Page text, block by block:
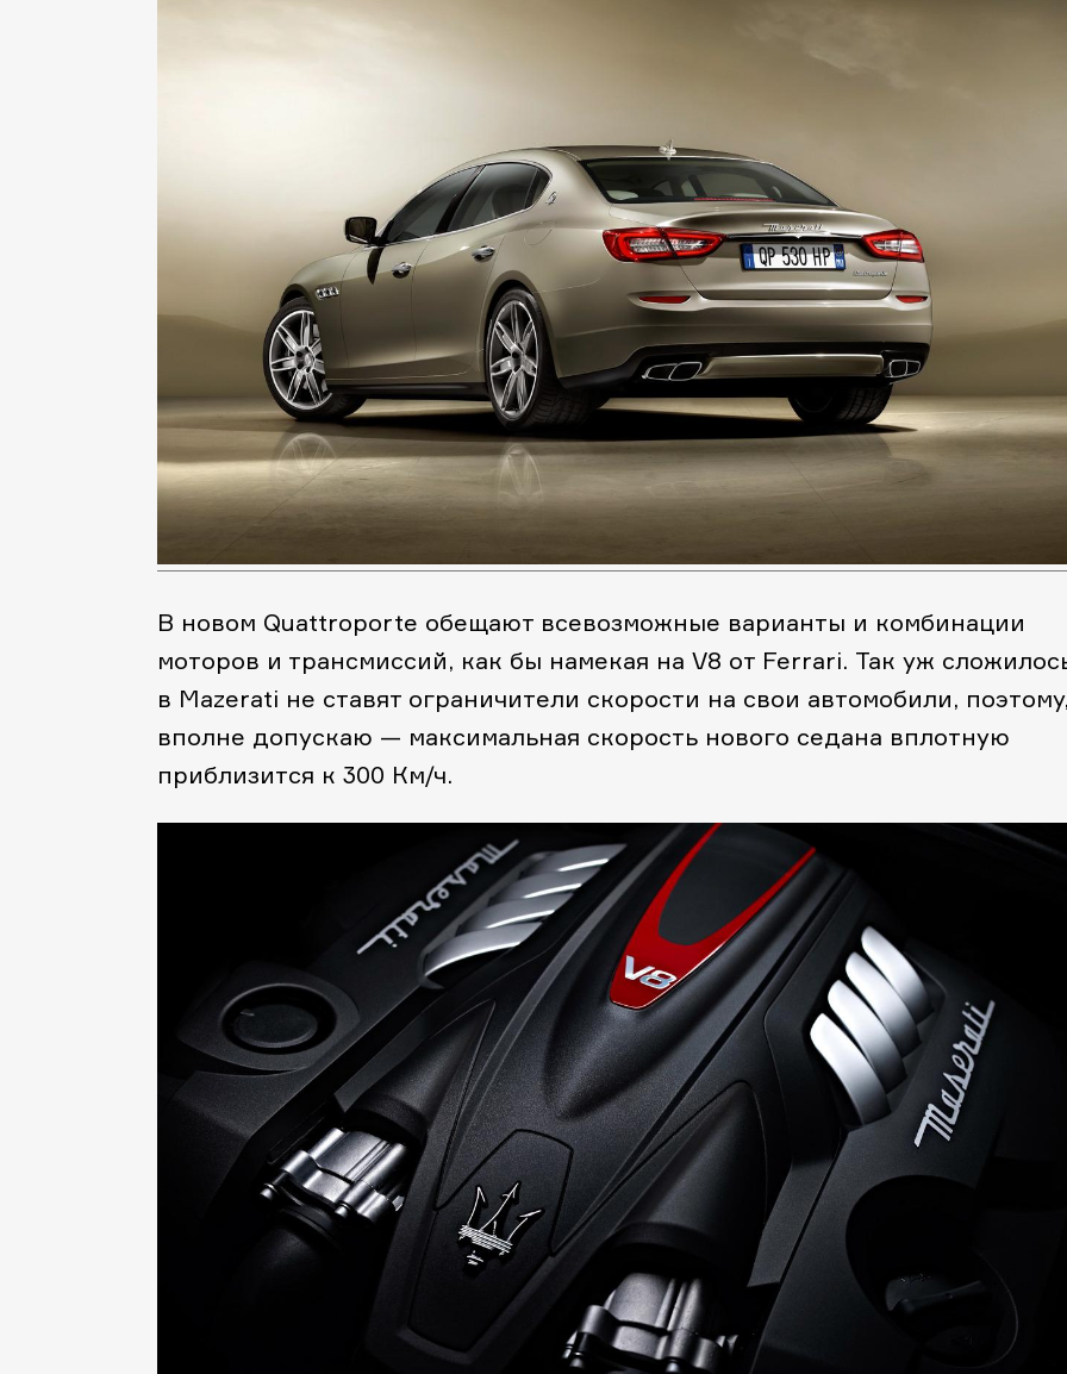
В новом Quattroporte обещают всевозможные варианты и комбинации
моторов и трансмиссий, как бы намекая на V8 от Ferrari. Так уж
в Mazerati не ставят ограничители скорости на свои автомобили,
вполне допускаю — максимальная скорость нового седана вплотную
приблизится к 300 Км/ч.